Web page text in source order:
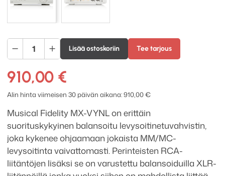
Musical
Fidelity
MX-
VYNL
levysoitinesivahvistin
määrä
Lisää ostoskoriin Tee tarjous
910,00 €
Alin hinta viimeisen 30 päivän aikana:910,00€
Musical Fidelity MX-VYNL on erittäin
suorituskykyinen balansoitu levysoitinetuvahvistin,
joka kykenee ohjaamaan jokaista MM/MC-
levysoitinta vaivattomasti. Perinteisten RCA-
liitäntöjen lisäksi se on varustettu balansoiduilla XLR-